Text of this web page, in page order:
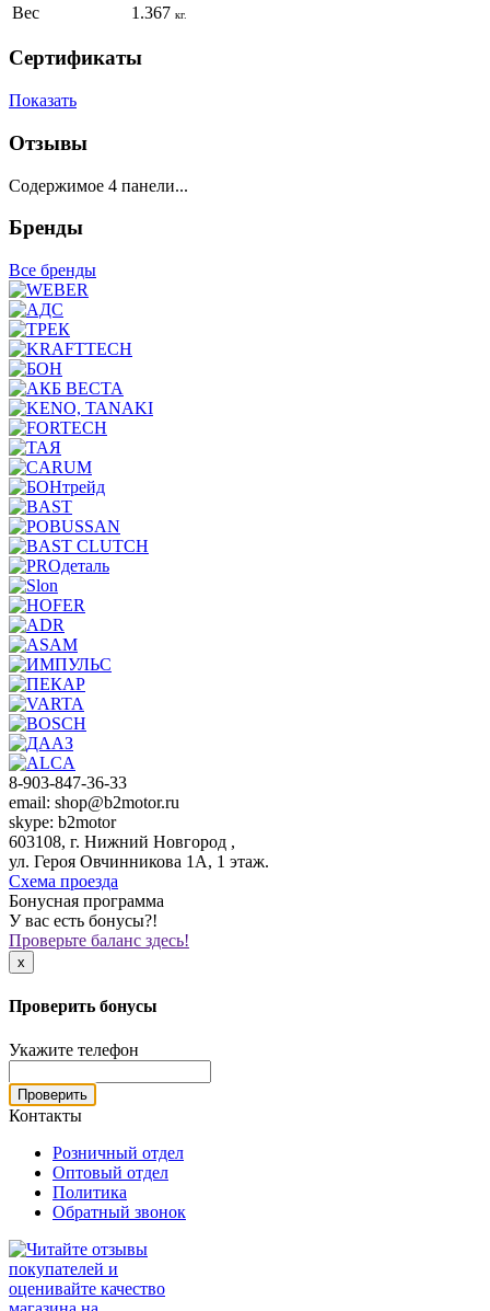
Вес 1.367 кг.
Сертификаты
Показать
Отзывы
Содержимое 4 панели...
Бренды
Все бренды
8-903-847-36-33
email: shop@b2motor.ru
skype: b2motor
603108, г. Нижний Новгород ,
ул. Героя Овчинникова 1А, 1 этаж.
Схема проезда
Бонусная программа
У вас есть бонусы?!
Проверьте баланс здесь!
x
Проверить бонусы
Укажите телефон
Проверить
Контакты
Розничный отдел
Оптовый отдел
Политика
Обратный звонок